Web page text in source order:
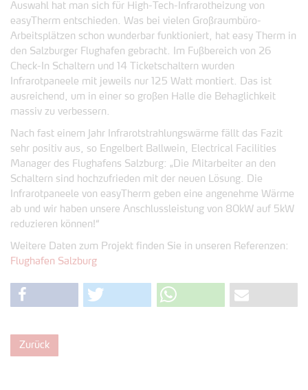
Auswahl hat man sich für High-Tech-Infrarotheizung von
easyTherm entschieden. Was bei vielen Großraumbüro-
Arbeitsplätzen schon wunderbar funktioniert, hat easy Therm in
den Salzburger Flughafen gebracht. Im Fußbereich von 26
Check-In Schaltern und 14 Ticketschaltern wurden
Infrarotpaneele mit jeweils nur 125 Watt montiert. Das ist
ausreichend, um in einer so großen Halle die Behaglichkeit
massiv zu verbessern.
Nach fast einem Jahr Infrarotstrahlungswärme fällt das Fazit
sehr positiv aus, so Engelbert Ballwein, Electrical Facilities
Manager des Flughafens Salzburg: „Die Mitarbeiter an den
Schaltern sind hochzufrieden mit der neuen Lösung. Die
Infrarotpaneele von easyTherm geben eine angenehme Wärme
ab und wir haben unsere Anschlussleistung von 80kW auf 5kW
reduzieren können!“
Weitere Daten zum Projekt finden Sie in unseren Referenzen:
Flughafen Salzburg
Zurück